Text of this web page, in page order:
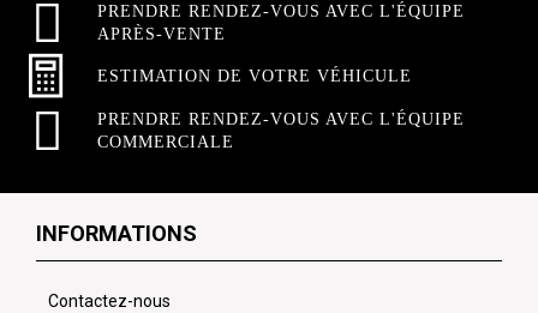
PRENDRE RENDEZ-VOUS AVEC L'ÉQUIPE
APRÈS-VENTE
ESTIMATION DE VOTRE VÉHICULE
PRENDRE RENDEZ-VOUS AVEC L'ÉQUIPE
COMMERCIALE
INFORMATIONS
Contactez-nous